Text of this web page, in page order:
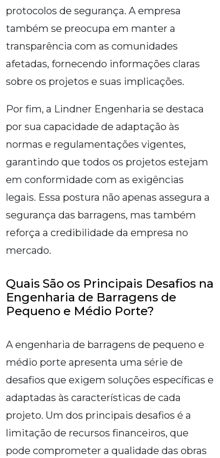
protocolos de segurança. A empresa
também se preocupa em manter a
transparência com as comunidades
afetadas, fornecendo informações claras
sobre os projetos e suas implicações.
Por fim, a Lindner Engenharia se destaca
por sua capacidade de adaptação às
normas e regulamentações vigentes,
garantindo que todos os projetos estejam
em conformidade com as exigências
legais. Essa postura não apenas assegura a
segurança das barragens, mas também
reforça a credibilidade da empresa no
mercado.
Quais São os Principais Desafios na
Engenharia de Barragens de
Pequeno e Médio Porte?
A engenharia de barragens de pequeno e
médio porte apresenta uma série de
desafios que exigem soluções específicas e
adaptadas às características de cada
projeto. Um dos principais desafios é a
limitação de recursos financeiros, que
pode comprometer a qualidade das obras